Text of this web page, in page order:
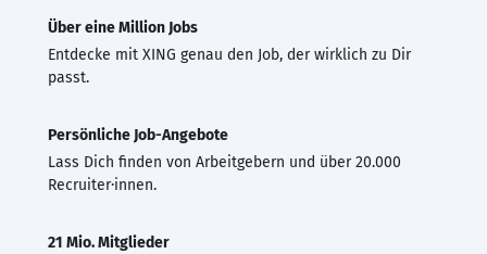
Über eine Million Jobs
Entdecke mit XING genau den Job, der wirklich zu Dir
passt.
Persönliche Job-Angebote
Lass Dich finden von Arbeitgebern und über 20.000
Recruiter·innen.
21 Mio. Mitglieder